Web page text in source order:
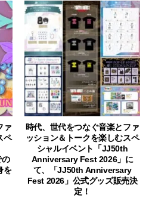
ァ
ペ
を
時代、世代をつなぐ音楽とファ
ッション＆トークを楽しむスペ
シャルイベント「JJ50th
Anniversary Fest 2026」に
て、「JJ50th Anniversary
Fest 2026」公式グッズ販売決
定！